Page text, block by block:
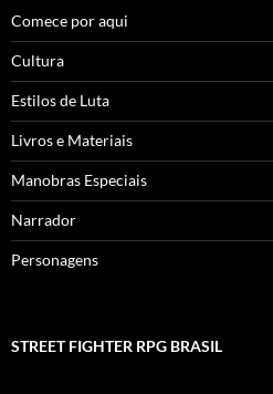
Comece por aqui
Cultura
Estilos de Luta
Livros e Materiais
Manobras Especiais
Narrador
Personagens
STREET FIGHTER RPG BRASIL